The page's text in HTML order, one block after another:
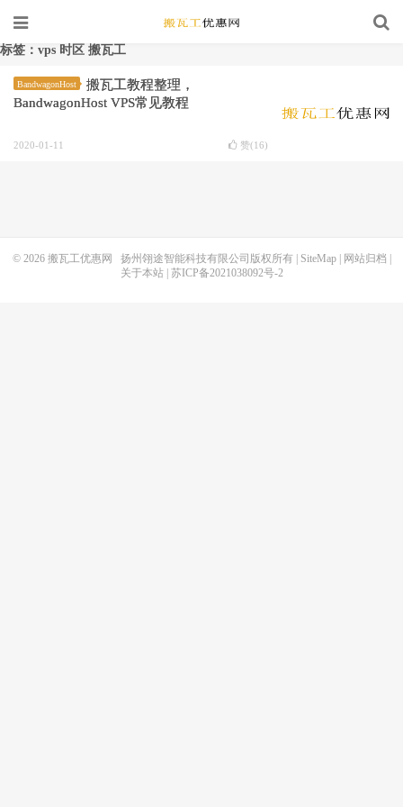
标签：vps 时区 搬瓦工
BandwagonHost
搬瓦工教程整理，
BandwagonHost VPS常见教程
2020-01-11 赞(16)
© 2026 搬瓦工优惠网 扬州翎途智能科技有限公司版权所有 | SiteMap| 网站归档
关于本站| 苏ICP备2021038092号-2